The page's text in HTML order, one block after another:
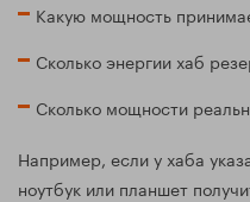
Какую мощность
Сколько энергии хаб
Сколько мощности
Например, если у хаба
ноутбук или планшет